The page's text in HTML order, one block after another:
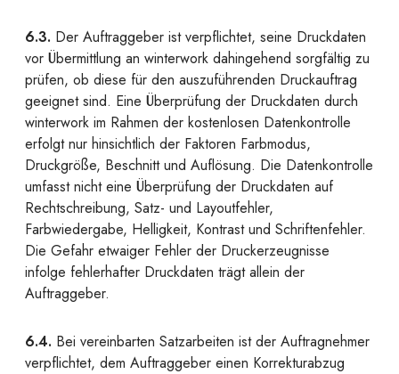
6.3. Der Auftraggeber ist verpflichtet, seine Druckdaten
vor Übermittlung an winterwork dahingehend sorgfältig zu
prüfen, ob diese für den auszuführenden Druckauftrag
geeignet sind. Eine Überprüfung der Druckdaten durch
winterwork im Rahmen der kostenlosen Datenkontrolle
erfolgt nur hinsichtlich der Faktoren Farbmodus,
Druckgröße, Beschnitt und Auflösung. Die Datenkontrolle
umfasst nicht eine Überprüfung der Druckdaten auf
Rechtschreibung, Satz- und Layoutfehler,
Farbwiedergabe, Helligkeit, Kontrast und Schriftenfehler.
Die Gefahr etwaiger Fehler der Druckerzeugnisse
infolge fehlerhafter Druckdaten trägt allein der
Auftraggeber.
6.4. Bei vereinbarten Satzarbeiten ist der Auftragnehmer
verpflichtet, dem Auftraggeber einen Korrekturabzug